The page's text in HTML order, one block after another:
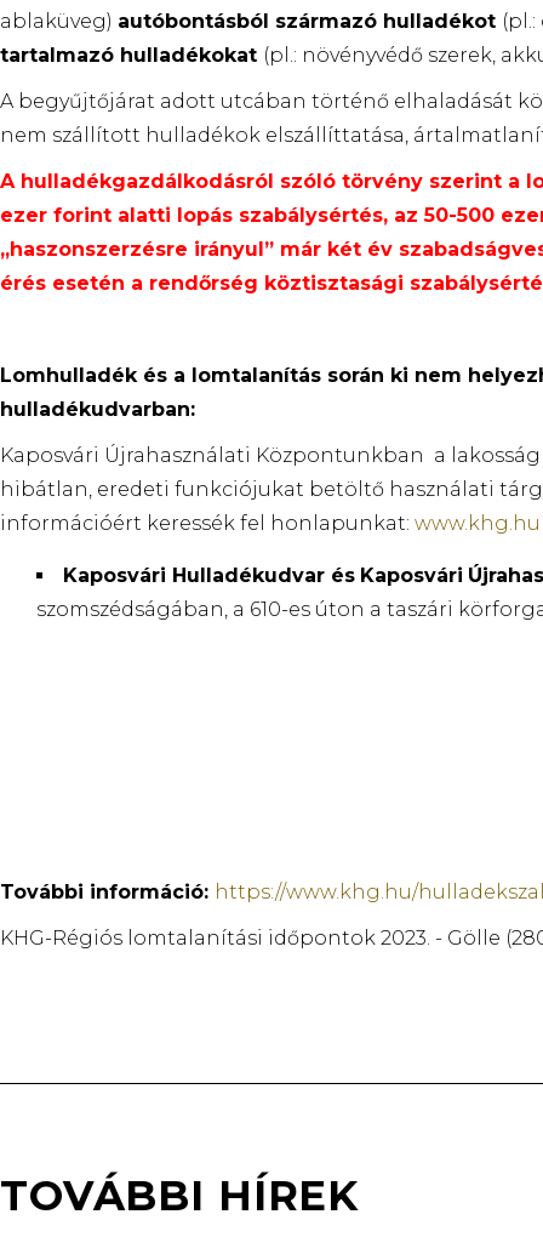
ablaküveg) autóbontásból származó hulladékot
tartalmazó hulladékokat (pl.: növényvédő szerek,
A begyűjtőjárat adott utcában történő elhaladását
nem szállított hulladékok elszállíttatása,
A hulladékgazdálkodásról szóló törvény szerint a
ezer forint alatti lopás szabálysértés, az 50-500
„haszonszerzésre irányul” már két év
érés esetén a rendőrség köztisztasági
Lomhulladék és a lomtalanítás során ki nem
hulladékudvarban:
Kaposvári Újrahasználati Központunkban a
hibátlan, eredeti funkciójukat betöltő használati
információért keressék fel honlapunkat: www.khg.hu
Kaposvári Hulladékudvar és Kaposvári
szomszédságában, a 610-es úton a taszári
További információ: https://www.khg.hu/
KHG-Régiós lomtalanítási időpontok 2023. - Gölle
TOVÁBBI HÍREK